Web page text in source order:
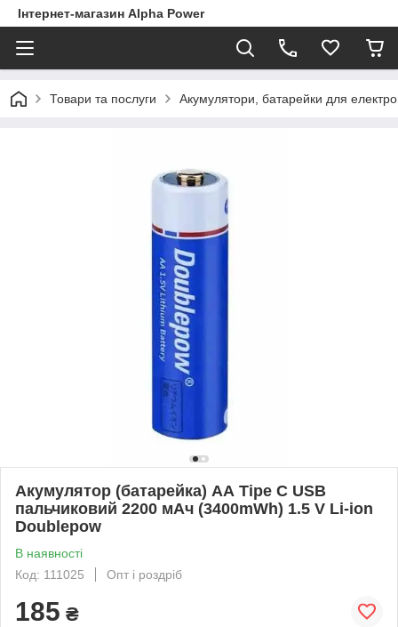
Інтернет-магазин Alpha Power
Товари та послуги Акумулятори, батарейки для
Акумулятор (батарейка) АА Tipe C USB
пальчиковий 2200 мАч (3400mWh) 1.5 V Li-ion
Doublepow
В наявності
Код: 111025
Опт і роздріб
185 ₴